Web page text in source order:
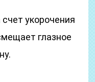
укорочения
глазное